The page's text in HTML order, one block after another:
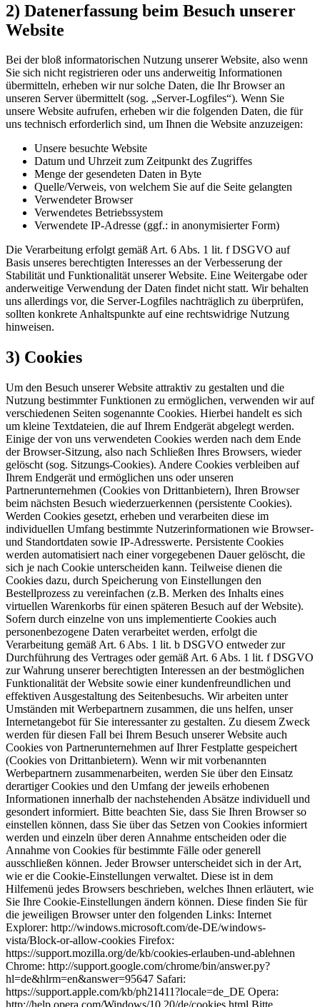
2) Datenerfassung beim Besuch unserer
Website
Bei der bloß informatorischen Nutzung unserer Website, also wenn
Sie sich nicht registrieren oder uns anderweitig Informationen
übermitteln, erheben wir nur solche Daten, die Ihr Browser an
unseren Server übermittelt (sog. „Server-Logfiles“). Wenn Sie
unsere Website aufrufen, erheben wir die folgenden Daten, die für
uns technisch erforderlich sind, um Ihnen die Website anzuzeigen:
Unsere besuchte Website
Datum und Uhrzeit zum Zeitpunkt des Zugriffes
Menge der gesendeten Daten in Byte
Quelle/Verweis, von welchem Sie auf die Seite gelangten
Verwendeter Browser
Verwendetes Betriebssystem
Verwendete IP-Adresse (ggf.: in anonymisierter Form)
Die Verarbeitung erfolgt gemäß Art. 6 Abs. 1 lit. f DSGVO auf
Basis unseres berechtigten Interesses an der Verbesserung der
Stabilität und Funktionalität unserer Website. Eine Weitergabe oder
anderweitige Verwendung der Daten findet nicht statt. Wir behalten
uns allerdings vor, die Server-Logfiles nachträglich zu überprüfen,
sollten konkrete Anhaltspunkte auf eine rechtswidrige Nutzung
hinweisen.
3) Cookies
Um den Besuch unserer Website attraktiv zu gestalten und die
Nutzung bestimmter Funktionen zu ermöglichen, verwenden wir auf
verschiedenen Seiten sogenannte Cookies. Hierbei handelt es sich
um kleine Textdateien, die auf Ihrem Endgerät abgelegt werden.
Einige der von uns verwendeten Cookies werden nach dem Ende
der Browser-Sitzung, also nach Schließen Ihres Browsers, wieder
gelöscht (sog. Sitzungs-Cookies). Andere Cookies verbleiben auf
Ihrem Endgerät und ermöglichen uns oder unseren
Partnerunternehmen (Cookies von Drittanbietern), Ihren Browser
beim nächsten Besuch wiederzuerkennen (persistente Cookies).
Werden Cookies gesetzt, erheben und verarbeiten diese im
individuellen Umfang bestimmte Nutzerinformationen wie Browser-
und Standortdaten sowie IP-Adresswerte. Persistente Cookies
werden automatisiert nach einer vorgegebenen Dauer gelöscht, die
sich je nach Cookie unterscheiden kann. Teilweise dienen die
Cookies dazu, durch Speicherung von Einstellungen den
Bestellprozess zu vereinfachen (z.B. Merken des Inhalts eines
virtuellen Warenkorbs für einen späteren Besuch auf der Website).
Sofern durch einzelne von uns implementierte Cookies auch
personenbezogene Daten verarbeitet werden, erfolgt die
Verarbeitung gemäß Art. 6 Abs. 1 lit. b DSGVO entweder zur
Durchführung des Vertrages oder gemäß Art. 6 Abs. 1 lit. f DSGVO
zur Wahrung unserer berechtigten Interessen an der bestmöglichen
Funktionalität der Website sowie einer kundenfreundlichen und
effektiven Ausgestaltung des Seitenbesuchs. Wir arbeiten unter
Umständen mit Werbepartnern zusammen, die uns helfen, unser
Internetangebot für Sie interessanter zu gestalten. Zu diesem Zweck
werden für diesen Fall bei Ihrem Besuch unserer Website auch
Cookies von Partnerunternehmen auf Ihrer Festplatte gespeichert
(Cookies von Drittanbietern). Wenn wir mit vorbenannten
Werbepartnern zusammenarbeiten, werden Sie über den Einsatz
derartiger Cookies und den Umfang der jeweils erhobenen
Informationen innerhalb der nachstehenden Absätze individuell und
gesondert informiert. Bitte beachten Sie, dass Sie Ihren Browser so
einstellen können, dass Sie über das Setzen von Cookies informiert
werden und einzeln über deren Annahme entscheiden oder die
Annahme von Cookies für bestimmte Fälle oder generell
ausschließen können. Jeder Browser unterscheidet sich in der Art,
wie er die Cookie-Einstellungen verwaltet. Diese ist in dem
Hilfemenü jedes Browsers beschrieben, welches Ihnen erläutert, wie
Sie Ihre Cookie-Einstellungen ändern können. Diese finden Sie für
die jeweiligen Browser unter den folgenden Links: Internet
Explorer: http://windows.microsoft.com/de-DE/windows-
vista/Block-or-allow-cookies Firefox:
https://support.mozilla.org/de/kb/cookies-erlauben-und-ablehnen
Chrome: http://support.google.com/chrome/bin/answer.py?
hl=de&hlrm=en&answer=95647 Safari:
https://support.apple.com/kb/ph21411?locale=de_DE Opera: